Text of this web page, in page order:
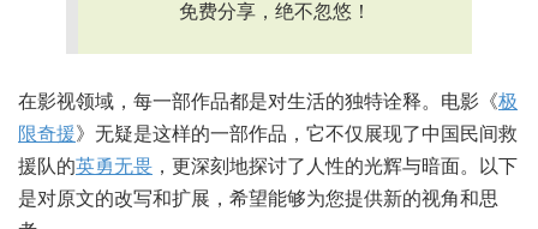
免费分享，绝不忽悠！
在影视领域，每一部作品都是对生活的独特诠释。电影《极
限奇援》无疑是这样的一部作品，它不仅展现了中国民间救
援队的英勇无畏 ，更深刻地探讨了人性的光辉与暗面。以下
是对原文的改写和扩展，希望能够为您提供新的视角和思